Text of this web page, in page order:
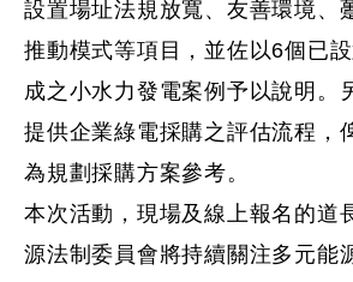
設置場址法規放寬、友善環境、
推動模式等項目，並佐以6個已
成之小水力發電案例予以說明。
提供企業綠電採購之評估流程，
為規劃採購方案參考。
本次活動，現場及線上報名的道
源法制委員會將持續關注多元能